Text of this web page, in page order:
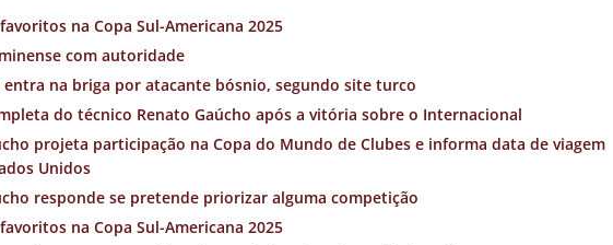
na Copa Sul-Americana 2025
com autoridade
entra na briga por atacante bósnio, segundo site turco
do técnico Renato Gaúcho após a vitória sobre o Internacional
projeta participação na Copa do Mundo de Clubes e informa data de viagem
Unidos
responde se pretende priorizar alguma competição
na Copa Sul-Americana 2025